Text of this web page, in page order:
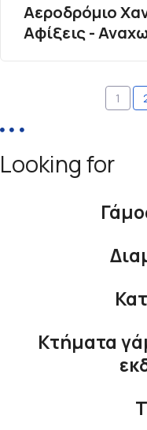
Αεροδρόμιο
Αφίξεις -
1
Looking for
Κτήματα